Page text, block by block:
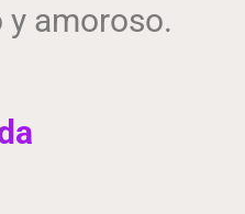
amoroso.